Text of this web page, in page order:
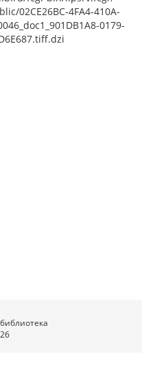
02CE26BC-4FA4-410A-
0179-